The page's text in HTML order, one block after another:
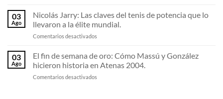
usando
teléfonos
viejos.
golpe
sorprende
en
circuito
ATP.
leyenda
Filípides:
El
griego
que
42
03
Ago
Nicolás Jarry: Las claves del tenis de potencia que lo
llevaron a la élite mundial.
Comentarios desactivados
claves
del
03
Ago
El fin de semana de oro: Cómo Massú y González
hicieron historia en Atenas 2004.
Comentarios desactivados